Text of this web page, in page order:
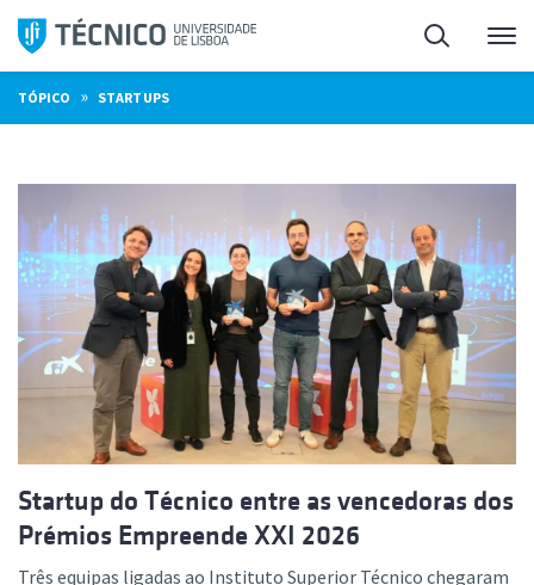
Saltar
para
o
conteúdo
Pesquisa
TÓPICO » STARTUPS
Startup do Técnico entre as vencedoras dos
Prémios Empreende XXI 2026
Três equipas ligadas ao Instituto Superior Técnico chegaram